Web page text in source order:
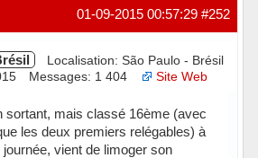
#252
01-09-2015 00:57:29
Localisation: São Paulo - Brésil
Messages: 1 404 Site Web
sortant, mais classé 16ème (avec
les deux premiers relégables) à
vient de limoger son